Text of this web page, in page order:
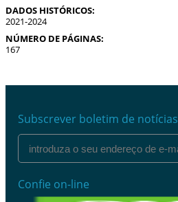
DADOS HISTÓRICOS:
2021-2024
NÚMERO DE PÁGINAS:
167
Subscrever boletim de notícias
Confie on-line